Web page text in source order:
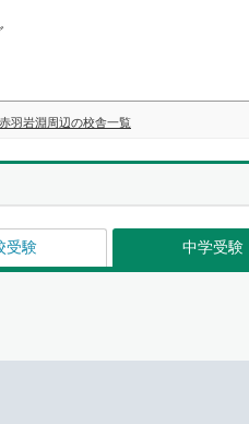
赤羽岩淵周辺の校舎一覧
受験 中学受験